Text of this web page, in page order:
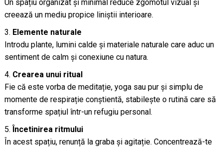
Un spațiu organizat și minimal reduce zgomotul vizual și
creează un mediu propice liniștii interioare.
Elemente naturale
Introdu plante, lumini calde și materiale naturale care aduc un
sentiment de calm și conexiune cu natura.
Crearea unui ritual
Fie că este vorba de meditație, yoga sau pur și simplu de
momente de respirație conștientă, stabilește o rutină care să
transforme spațiul într-un refugiu personal.
Încetinirea ritmului
În acest spațiu, renunță la graba și agitație. Concentrează-te